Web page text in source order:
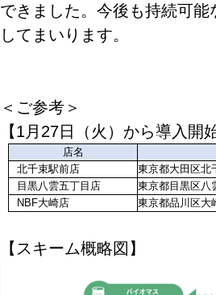
できました。今後も持続可
してまいります。
＜ご参考＞
【1月27日（火）から導入
店名
北千束駅前店
東京都大田区北
目黒八雲五丁目店
東京都目黒区八
NBF大崎店
東京都品川区大
【スキーム概略図】